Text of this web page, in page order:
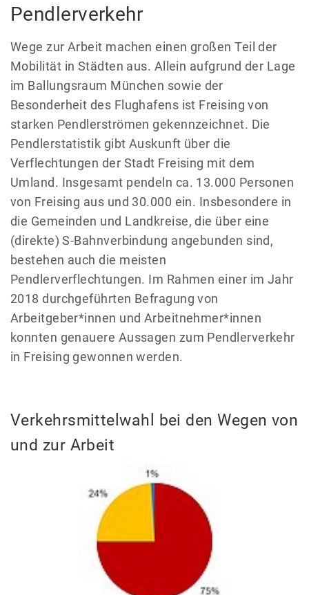
Pendlerverkehr
Wege zur Arbeit machen einen großen Teil der
Mobilität in Städten aus. Allein aufgrund der Lage
im Ballungsraum München sowie der
Besonderheit des Flughafens ist Freising von
starken Pendlerströmen gekennzeichnet. Die
Pendlerstatistik gibt Auskunft über die
Verflechtungen der Stadt Freising mit dem
Umland. Insgesamt pendeln ca. 13.000 Personen
von Freising aus und 30.000 ein. Insbesondere in
die Gemeinden und Landkreise, die über eine
(direkte) S-Bahnverbindung angebunden sind,
bestehen auch die meisten
Pendlerverflechtungen. Im Rahmen einer im Jahr
2018 durchgeführten Befragung von
Arbeitgeber*innen und Arbeitnehmer*innen
konnten genauere Aussagen zum Pendlerverkehr
in Freising gewonnen werden.
Verkehrsmittelwahl bei den Wegen von
und zur Arbeit